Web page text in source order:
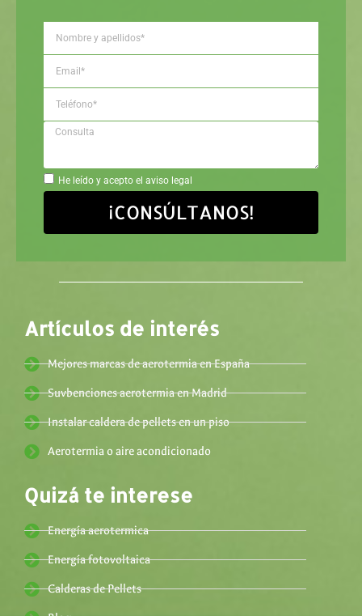
He leído y acepto el aviso legal
¡CONSÚLTANOS!
Artículos de interés
Mejores marcas de aerotermia en España
Suvbenciones aerotermia en Madrid
Instalar caldera de pellets en un piso
Aerotermia o aire acondicionado
Quizá te interese
Energía aerotermica
Energía fotovoltaica
Calderas de Pellets